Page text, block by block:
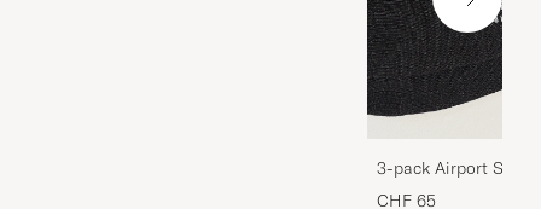
3-pack Airport
Melange
CHF 65